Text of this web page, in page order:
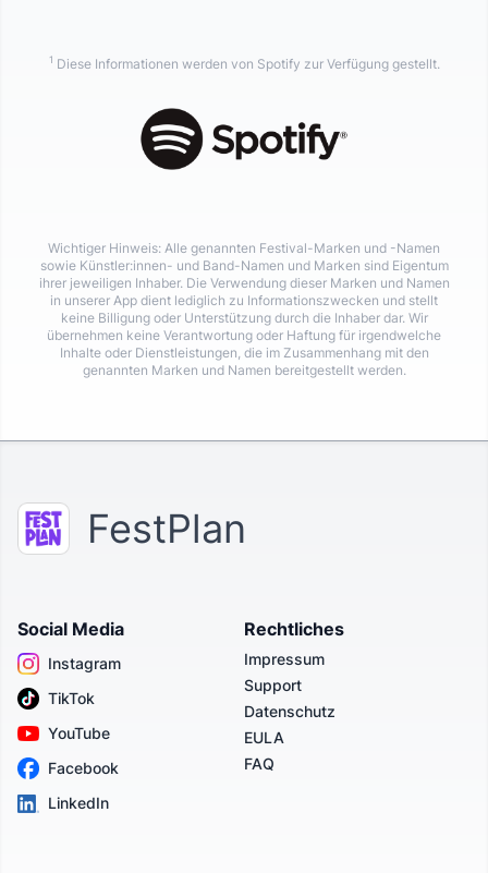
1 Diese Informationen werden von Spotify zur Verfügung gestellt.
Wichtiger Hinweis: Alle genannten Festival-Marken und -Namen
sowie Künstler:innen- und Band-Namen und Marken sind Eigentum
ihrer jeweiligen Inhaber. Die Verwendung dieser Marken und Namen
in unserer App dient lediglich zu Informationszwecken und stellt
keine Billigung oder Unterstützung durch die Inhaber dar. Wir
übernehmen keine Verantwortung oder Haftung für irgendwelche
Inhalte oder Dienstleistungen, die im Zusammenhang mit den
genannten Marken und Namen bereitgestellt werden.
FestPlan
Social Media
Instagram
TikTok
YouTube
Facebook
LinkedIn
Rechtliches
Impressum
Support
Datenschutz
EULA
FAQ